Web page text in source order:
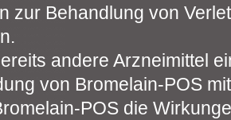
zur Behandlung von
andere Arzneimittel
von Bromelain-POS
POS die